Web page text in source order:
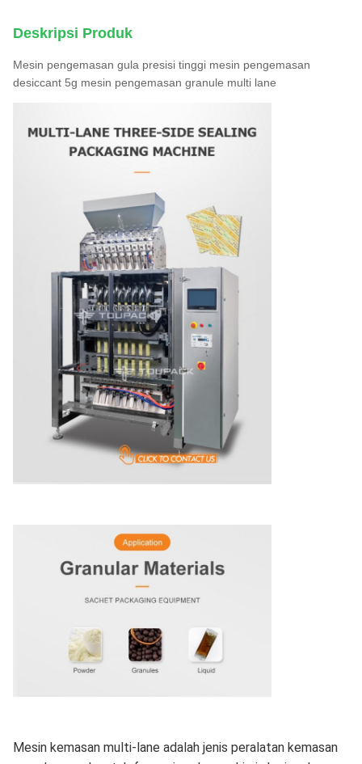
Deskripsi Produk
Mesin pengemasan gula presisi tinggi mesin pengemasan
desiccant 5g mesin pengemasan granule multi lane
Mesin kemasan multi-lane adalah jenis peralatan kemasan